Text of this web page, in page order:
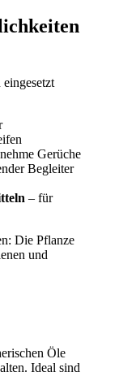
Gerüche
Begleiter
– für
Die Pflanze
und
Öle
Ideal sind